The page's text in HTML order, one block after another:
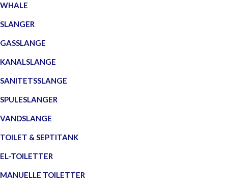
WHALE
SLANGER
GASSLANGE
KANALSLANGE
SANITETSSLANGE
SPULESLANGER
VANDSLANGE
TOILET & SEPTITANK
EL-TOILETTER
MANUELLE TOILETTER